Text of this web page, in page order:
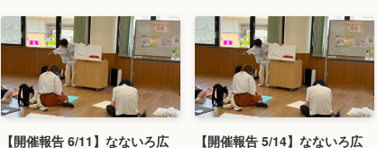
【開催報告 6/11】なないろ広
【開催報告 5/14】なないろ広